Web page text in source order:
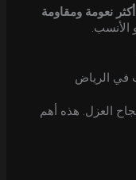
نعومة ومقاومة
الأنسب.
في الرياض
العزل. هذه أهم